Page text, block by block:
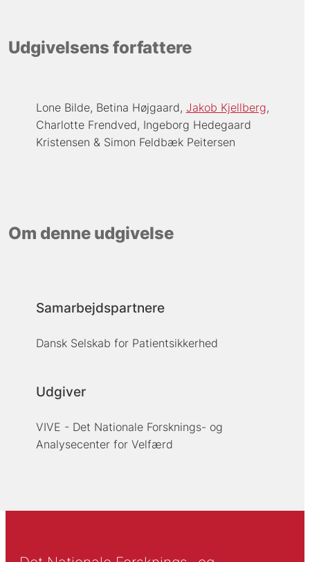
Udgivelsens forfattere
Lone Bilde Betina Højgaard Jakob Kjellberg
Charlotte Frendved Ingeborg Hedegaard
Kristensen
Simon Feldbæk Peitersen
Om denne udgivelse
Samarbejdspartnere
Dansk Selskab for Patientsikkerhed
Udgiver
VIVE - Det Nationale Forsknings- og
Analysecenter for Velfærd